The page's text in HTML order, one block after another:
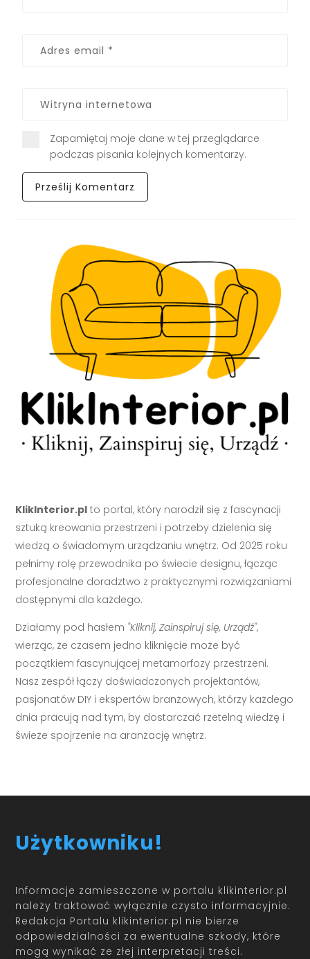
Zapamiętaj moje dane w tej przeglądarce
podczas pisania kolejnych komentarzy.
KlikInterior.pl to portal, który narodził się z fascynacji
sztuką kreowania przestrzeni i potrzeby dzielenia się
wiedzą o świadomym urządzaniu wnętrz. Od 2025 roku
pełnimy rolę przewodnika po świecie designu, łącząc
profesjonalne doradztwo z praktycznymi rozwiązaniami
dostępnymi dla każdego.
Działamy pod hasłem "Kliknij, Zainspiruj się, Urządź",
wierząc, że czasem jedno kliknięcie może być
początkiem fascynującej metamorfozy przestrzeni.
Nasz zespół łączy doświadczonych projektantów,
pasjonatów DIY i ekspertów branżowych, którzy każdego
dnia pracują nad tym, by dostarczać rzetelną wiedzę i
świeże spojrzenie na aranżację wnętrz.
Użytkowniku!
Informacje zamieszczone w portalu klikinterior.pl
należy traktować wyłącznie czysto informacyjnie.
Redakcja Portalu klikinterior.pl nie bierze
odpowiedzialności za ewentualne szkody, które
mogą wynikać ze złej interpretacji treści.